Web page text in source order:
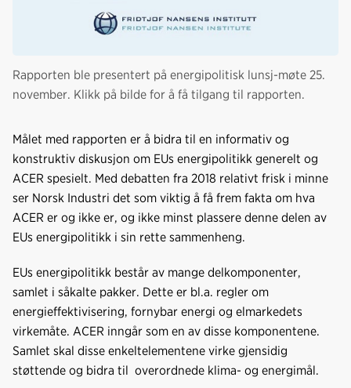
Rapporten ble presentert på energipolitisk lunsj-møte 25.
november. Klikk på bilde for å få tilgang til rapporten.
Målet med rapporten er å bidra til en informativ og
konstruktiv diskusjon om EUs energipolitikk generelt og
ACER spesielt. Med debatten fra 2018 relativt frisk i minne
ser Norsk Industri det som viktig å få frem fakta om hva
ACER er og ikke er, og ikke minst plassere denne delen av
EUs energipolitikk i sin rette sammenheng.
EUs energipolitikk består av mange delkomponenter,
samlet i såkalte pakker. Dette er bl.a. regler om
energieffektivisering, fornybar energi og elmarkedets
virkemåte. ACER inngår som en av disse komponentene.
Samlet skal disse enkeltelementene virke gjensidig
støttende og bidra til overordnede klima- og energimål.